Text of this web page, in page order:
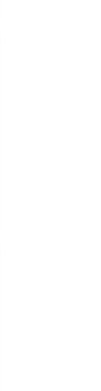
aos favoritos
aos favoritos